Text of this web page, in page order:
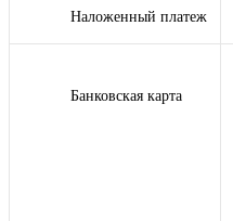
Наложенный платеж
Банковская карта